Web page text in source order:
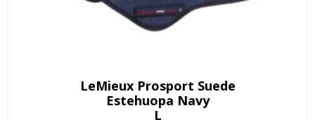
LeMieux Prosport Suede
Estehuopa Navy
L